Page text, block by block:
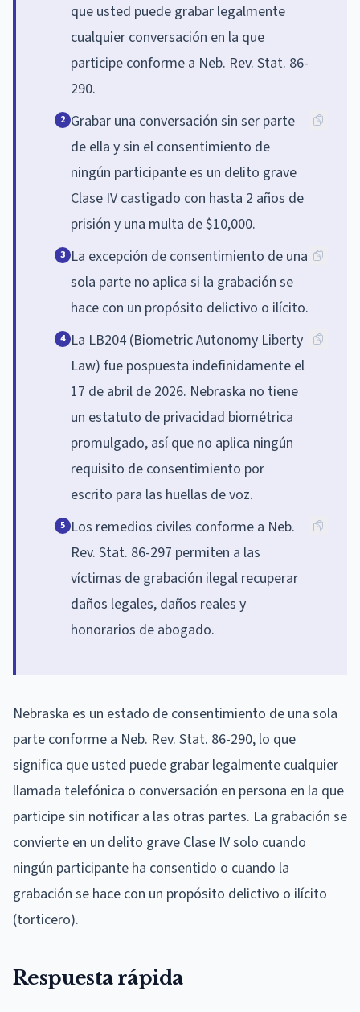
que usted puede grabar legalmente
cualquier conversación en la que
participe conforme a Neb. Rev. Stat. 86-
290.
2 Grabar una conversación sin ser parte
de ella y sin el consentimiento de
ningún participante es un delito grave
Clase IV castigado con hasta 2 años de
prisión y una multa de $10,000.
3 La excepción de consentimiento de una
sola parte no aplica si la grabación se
hace con un propósito delictivo o ilícito.
4 La LB204 (Biometric Autonomy Liberty
Law) fue pospuesta indefinidamente el
17 de abril de 2026. Nebraska no tiene
un estatuto de privacidad biométrica
promulgado, así que no aplica ningún
requisito de consentimiento por
escrito para las huellas de voz.
5 Los remedios civiles conforme a Neb.
Rev. Stat. 86-297 permiten a las
víctimas de grabación ilegal recuperar
daños legales, daños reales y
honorarios de abogado.
Nebraska es un estado de consentimiento de una sola
parte conforme a Neb. Rev. Stat. 86-290, lo que
significa que usted puede grabar legalmente cualquier
llamada telefónica o conversación en persona en la que
participe sin notificar a las otras partes. La grabación se
convierte en un delito grave Clase IV solo cuando
ningún participante ha consentido o cuando la
grabación se hace con un propósito delictivo o ilícito
(torticero).
Respuesta rápida